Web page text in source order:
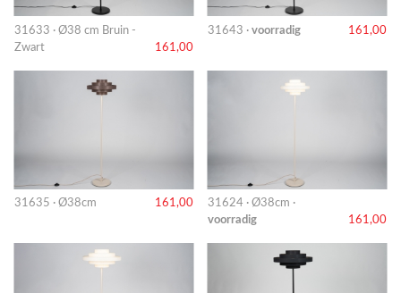
31633 · Ø38 cm Bruin -
Zwart
161,00
31643 · voorradig 161,00
31635 · Ø38cm 161,00
31624 · Ø38cm ·
voorradig
161,00